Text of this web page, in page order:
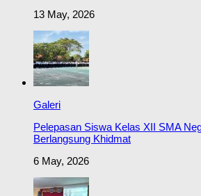
13 May, 2026
Galeri
Pelepasan Siswa Kelas XII SMA
Berlangsung Khidmat
6 May, 2026